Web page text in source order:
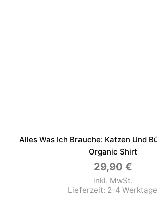
Alles Was Ich Brauche: Katzen Und
Organic Shirt
29,90 €
inkl. MwSt.
Lieferzeit: 2-4 Werktage